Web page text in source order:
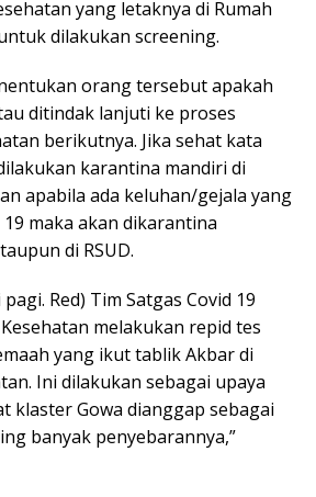
yang letaknya di Rumah
dilakukan screening.
orang tersebut apakah
ditindak lanjuti ke proses
berikutnya. Jika sehat kata
karantina mandiri di
apabila ada keluhan/gejala yang
maka akan dikarantina
di RSUD.
Red) Tim Satgas Covid 19
melakukan repid tes
yang ikut tablik Akbar di
Ini dilakukan sebagai upaya
klaster Gowa dianggap sebagai
banyak penyebarannya,”